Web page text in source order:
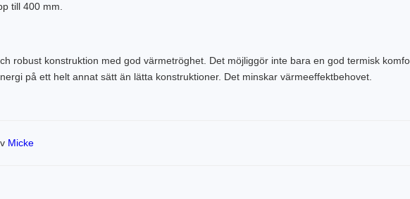
till 400 mm.
robust konstruktion med god värmetröghet. Det möjliggör inte bara en god termisk
på ett helt annat sätt än lätta konstruktioner. Det minskar värmeeffektbehovet.
Micke